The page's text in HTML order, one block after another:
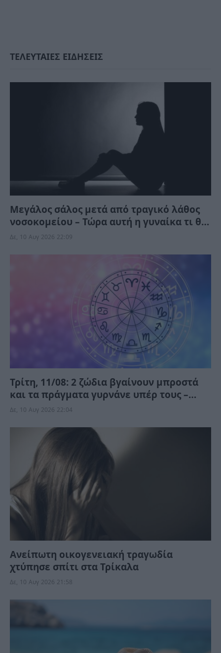
ΤΕΛΕΥΤΑΙΕΣ ΕΙΔΗΣΕΙΣ
Μεγάλος σάλος μετά από τραγικό λάθος
νοσοκομείου – Τώρα αυτή η γυναίκα τι θα
κάνει;
Δε, 10 Αυγ 2026 22:09
Τρίτη, 11/08: 2 ζώδια βγαίνουν μπροστά
και τα πράγματα γυρνάνε υπέρ τους –
Παίρνουν αυτό που θέλουν
Δε, 10 Αυγ 2026 22:04
Ανείπωτη οικογενειακή τραγωδία
χτύπησε σπίτι στα Τρίκαλα
Δε, 10 Αυγ 2026 21:58